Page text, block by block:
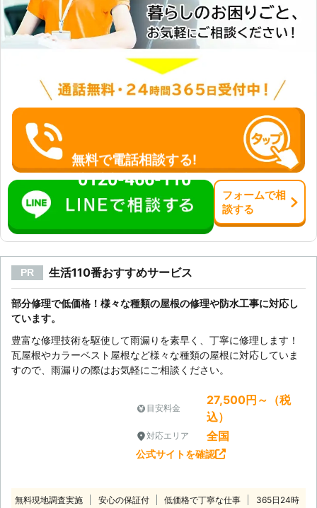
無料で電話相談する!
0120-466-110
フォームで相
談する
PR 生活110番おすすめサービス
部分修理で低価格！様々な種類の屋根の修理や防水工事に対応し
ています。
豊富な修理技術を駆使して雨漏りを素早く、丁寧に修理します！
瓦屋根やカラーベスト屋根など様々な種類の屋根に対応していま
すので、雨漏りの際はお気軽にご相談ください。
目安料金
27,500円～（税
込）
対応エリア 全国
公式サイトを確認
無料現地調査実施 安心の保証付 低価格で丁寧な仕事
365日24時